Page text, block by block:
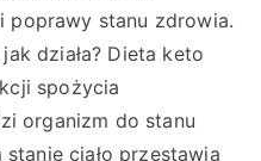
poprawy stanu zdrowia.
działa? Dieta keto
spożycia
organizm do stanu
ciało przestawia